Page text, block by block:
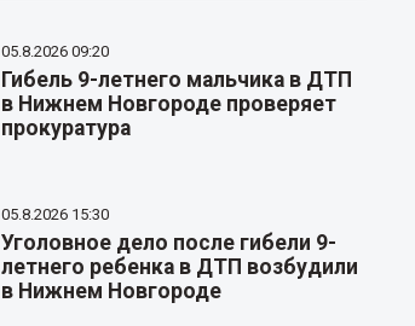
05.8.2026 09:20
Гибель 9-летнего мальчика в ДТП
в Нижнем Новгороде проверяет
прокуратура
05.8.2026 15:30
Уголовное дело после гибели 9-
летнего ребенка в ДТП возбудили
в Нижнем Новгороде